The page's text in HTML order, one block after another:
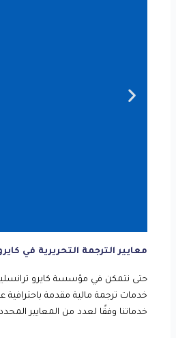
الترجمة
تختص هذه الخدمة
معايير الترجمة التحريرية في
حتى نتمكن في مؤسسة كايرو
خدمات ترجمة مالية مقدمة باحترافية
خدماتنا وفقًا لعدد من المعايير